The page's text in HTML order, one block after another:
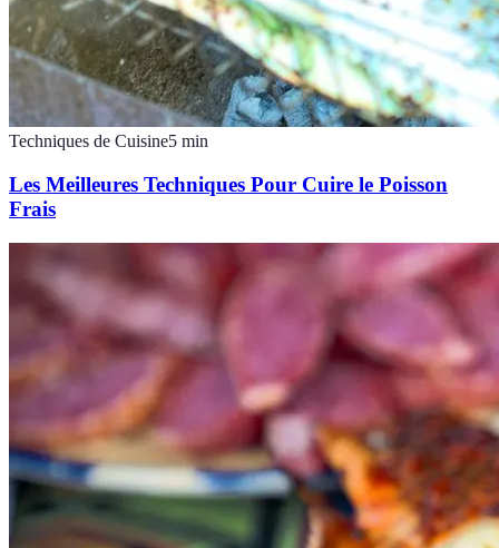
Techniques de Cuisine5 min
Les Meilleures Techniques Pour Cuire le Poisson
Frais